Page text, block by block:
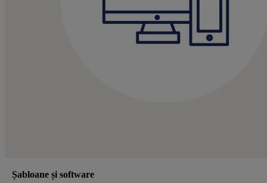
Șabloane și software